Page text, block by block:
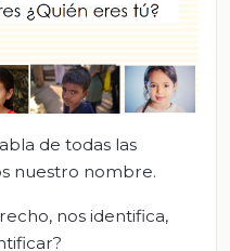
de todas las
nuestro nombre.
nos identifica,